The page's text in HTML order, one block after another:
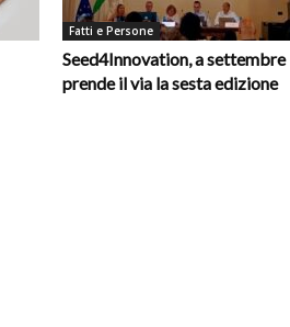
Fatti e Persone
Seed4Innovation, a settembre
prende il via la sesta edizione